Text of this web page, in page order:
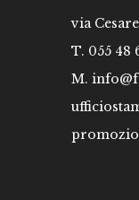
via
T. 055 48
M.